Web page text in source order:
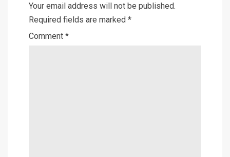
Your email address will not be published.
Required fields are marked *
Comment *